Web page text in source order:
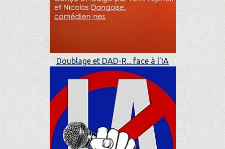
Doublage et DAD-R... face à l'IA